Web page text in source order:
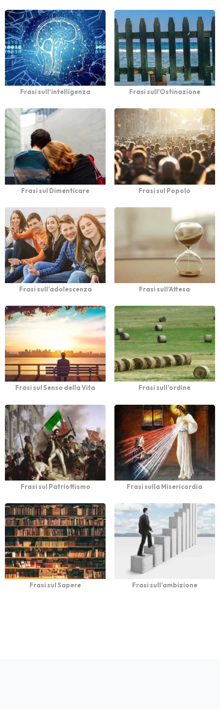
Frasi sull’intelligenza Frasi sull'Ostinazione
Frasi sul Dimenticare Frasi sul Popolo
Frasi sull’adolescenza Frasi sull’Attesa
Frasi sul Senso della Vita Frasi sull’ordine
Frasi sul Patriottismo Frasi sulla Misericordia
Frasi sul Sapere Frasi sull’ambizione